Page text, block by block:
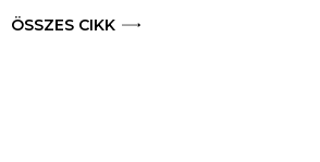
ÖSSZES CIKK